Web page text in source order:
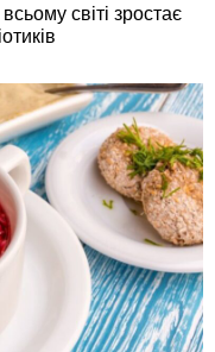
світі зростає